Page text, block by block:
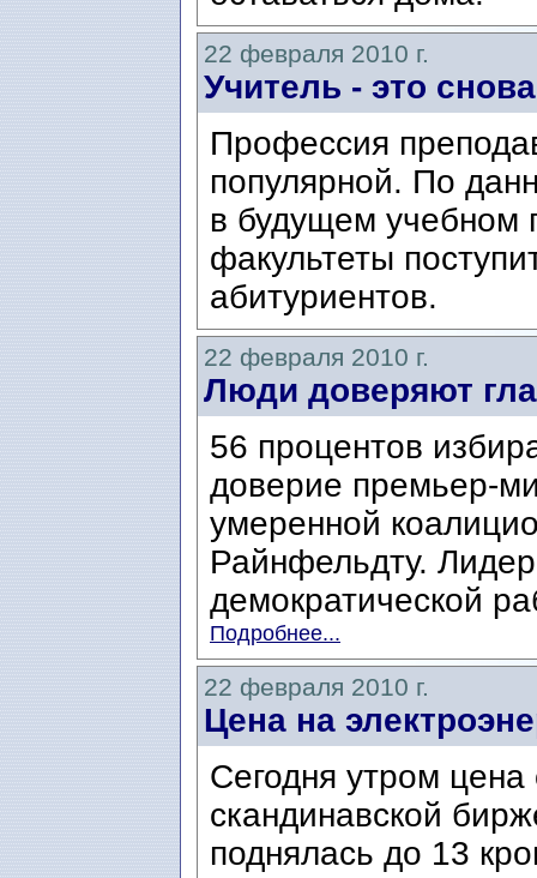
22 февраля 2010 г.
Учитель - это
Профессия
популярной. По
в будущем учебном
факультеты
абитуриентов.
22 февраля 2010 г.
Люди доверяют
56 процентов
доверие премьер-
умеренной
Райнфельдту.
демократической
Подробнее...
22 февраля 2010 г.
Цена на
Сегодня утром цена
скандинавской
поднялась до 13